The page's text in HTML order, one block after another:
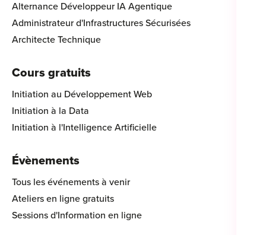
Alternance Développeur IA Agentique
Administrateur d'Infrastructures Sécurisées
Architecte Technique
Cours gratuits
Initiation au Développement Web
Initiation à la Data
Initiation à l'Intelligence Artificielle
Évènements
Tous les événements à venir
Ateliers en ligne gratuits
Sessions d'Information en ligne